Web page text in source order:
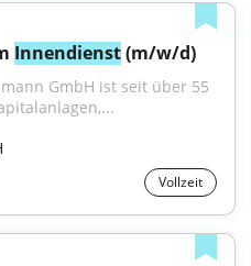
Innendienst (m/w/d)
GmbH ist seit über 55
Vollzeit